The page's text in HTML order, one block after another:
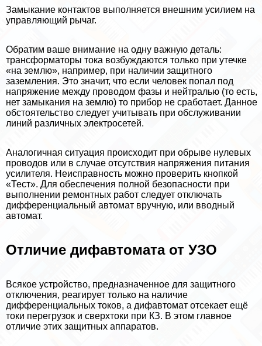
Замыкание контактов выполняется внешним усилием на
управляющий рычаг.
Обратим ваше внимание на одну важную деталь:
трaнcформаторы тока возбуждаются только при утечке
«на землю», например, при наличии защитного
заземления. Это значит, что если человек попал под
напряжение между проводом фазы и нейтралью (то есть,
нет замыкания на землю) то прибор не сработает. Данное
обстоятельство следует учитывать при обслуживании
линий различных электросетей.
Аналогичная ситуация происходит при обрыве нулевых
проводов или в случае отсутствия напряжения питания
усилителя. Неисправность можно проверить кнопкой
«Тест». Для обеспечения полной безопасности при
выполнении ремонтных работ следует отключать
дифференциальный автомат вручную, или вводный
автомат.
Отличие дифавтомата от УЗО
Всякое устройство, предназначенное для защитного
отключения, реагирует только на наличие
дифференциальных токов, а дифавтомат отсекает ещё
токи перегрузок и сверхтоки при КЗ. В этом главное
отличие этих защитных аппаратов.